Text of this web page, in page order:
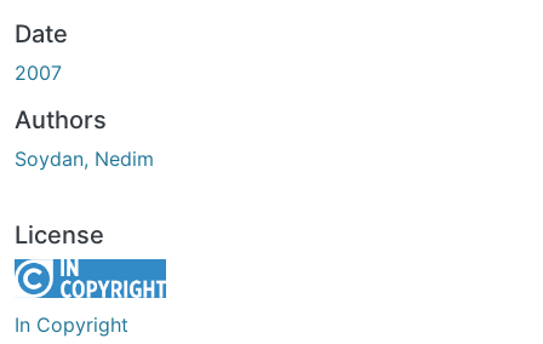
Date
2007
Authors
Soydan, Nedim
License
In Copyright